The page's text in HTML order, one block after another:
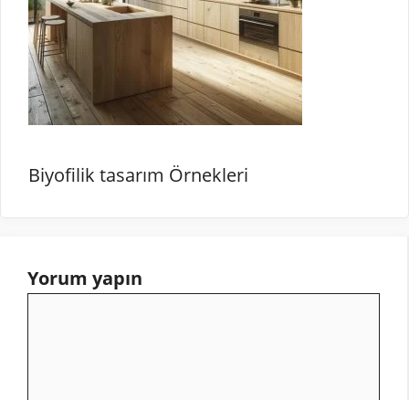
Biyofilik tasarım Örnekleri
Yorum yapın